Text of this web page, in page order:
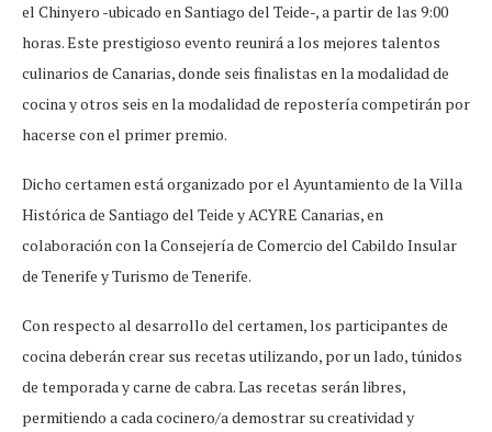
el Chinyero -ubicado en Santiago del Teide-, a partir de las 9:00
horas. Este prestigioso evento reunirá a los mejores talentos
culinarios de Canarias, donde seis finalistas en la modalidad de
cocina y otros seis en la modalidad de repostería competirán por
hacerse con el primer premio.
Dicho certamen está organizado por el Ayuntamiento de la Villa
Histórica de Santiago del Teide y ACYRE Canarias, en
colaboración con la Consejería de Comercio del Cabildo Insular
de Tenerife y Turismo de Tenerife.
Con respecto al desarrollo del certamen, los participantes de
cocina deberán crear sus recetas utilizando, por un lado, túnidos
de temporada y carne de cabra. Las recetas serán libres,
permitiendo a cada cocinero/a demostrar su creatividad y